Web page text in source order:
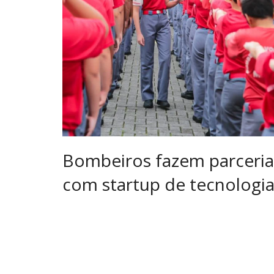
Bombeiros fazem parceria
com startup de tecnologia